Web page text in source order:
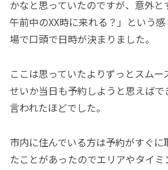
かなと思っていたのですが、意外
午前中のXX時に来れる？」という
場で口頭で日時が決まりました。
ここは思っていたよりずっとスム
せいか当日も予約しようと思えばで
言われたほどでした。
市内に住んでいる方は予約がすぐ
たことがあったのでエリアやタイ